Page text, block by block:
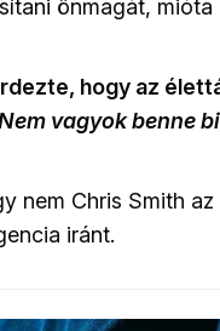
önmagát, mióta
hogy az
vagyok benne
nem Chris Smith
iránt.